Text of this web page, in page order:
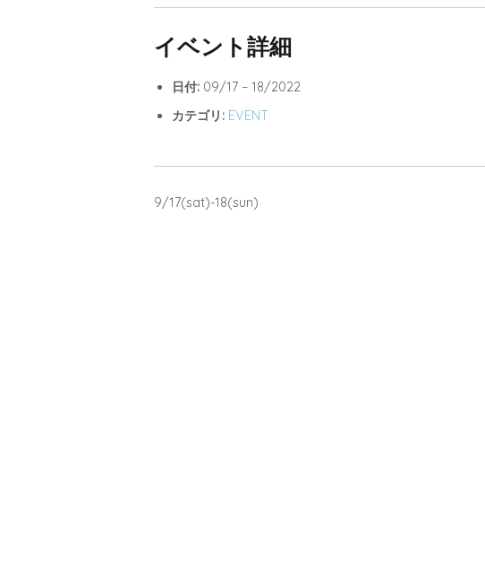
イベント詳細
日付: 09/17 – 18/2022
カテゴリ: EVENT
9/17(sat)-18(sun)